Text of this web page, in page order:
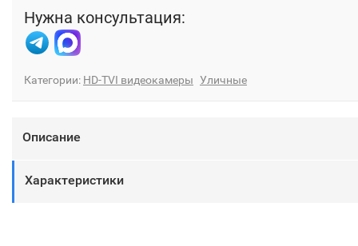
Нужна консультация:
Категории: HD-TVI видеокамеры Уличные
Описание
Характеристики